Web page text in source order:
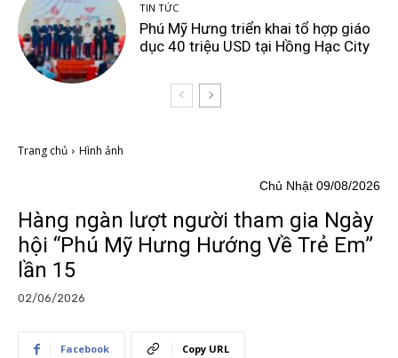
TIN TỨC
Phú Mỹ Hưng triển khai tổ hợp giáo
dục 40 triệu USD tại Hồng Hạc City